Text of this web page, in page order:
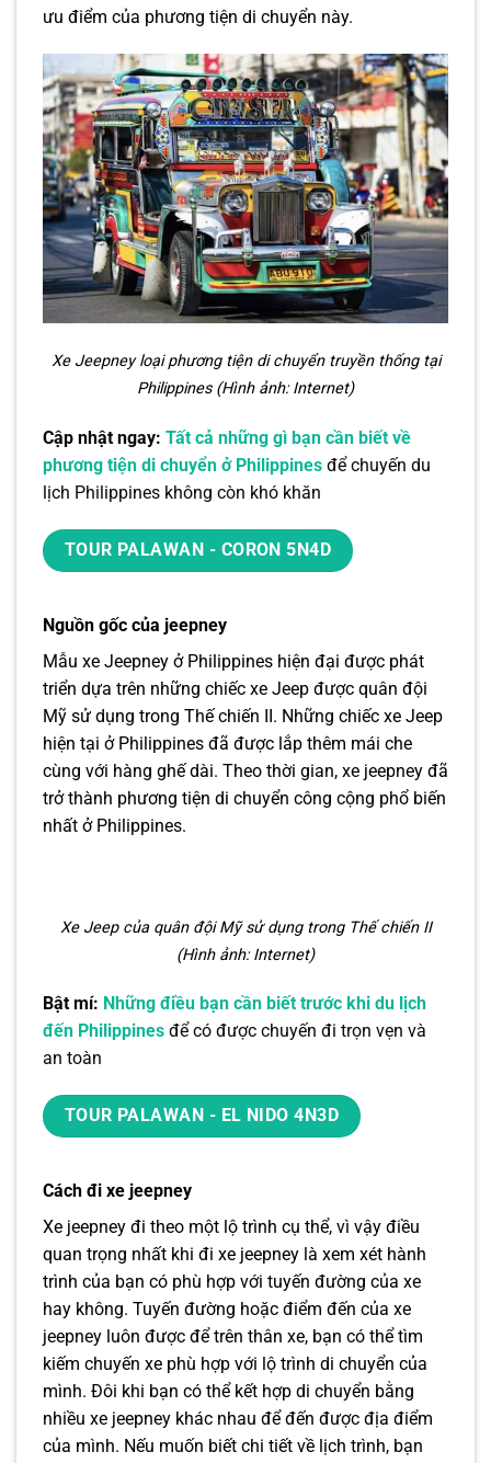
ưu điểm của phương tiện di chuyển này.
Xe Jeepney loại phương tiện di chuyển truyền thống tại
Philippines (Hình ảnh: Internet)
Cập nhật ngay: Tất cả những gì bạn cần biết về
phương tiện di chuyển ở Philippines để chuyến du
lịch Philippines không còn khó khăn
TOUR PALAWAN - CORON 5N4D
Nguồn gốc của jeepney
Mẫu xe Jeepney ở Philippines hiện đại được phát
triển dựa trên những chiếc xe Jeep được quân đội
Mỹ sử dụng trong Thế chiến II. Những chiếc xe Jeep
hiện tại ở Philippines đã được lắp thêm mái che
cùng với hàng ghế dài. Theo thời gian, xe jeepney đã
trở thành phương tiện di chuyển công cộng phổ biến
nhất ở Philippines.
Xe Jeep của quân đội Mỹ sử dụng trong Thế chiến II
(Hình ảnh: Internet)
Bật mí: Những điều bạn cần biết trước khi du lịch
đến Philippines để có được chuyến đi trọn vẹn và
an toàn
TOUR PALAWAN - EL NIDO 4N3D
Cách đi xe jeepney
Xe jeepney đi theo một lộ trình cụ thể, vì vậy điều
quan trọng nhất khi đi xe jeepney là xem xét hành
trình của bạn có phù hợp với tuyến đường của xe
hay không. Tuyến đường hoặc điểm đến của xe
jeepney luôn được để trên thân xe, bạn có thể tìm
kiếm chuyến xe phù hợp với lộ trình di chuyển của
mình. Đôi khi bạn có thể kết hợp di chuyển bằng
nhiều xe jeepney khác nhau để đến được địa điểm
của mình. Nếu muốn biết chi tiết về lịch trình, bạn